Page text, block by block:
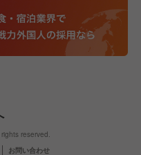
reserved.
お問い合わせ